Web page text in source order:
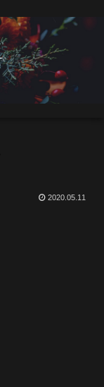
2020.05.11